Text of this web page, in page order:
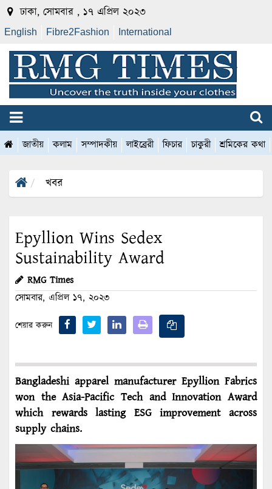
ঢাকা, সোমবার , ১৭ এপ্রিল ২০২৩
English Fibre2Fashion International
জাতীয় কলাম সম্পাদকীয় লাইব্রেরী ফিচার চাকুরী শ্রমিকের কথা
খবর
Epyllion Wins Sedex
Sustainability Award
RMG Times
সোমবার, এপ্রিল ১৭, ২০২৩
শেয়ার করুন
Bangladeshi apparel manufacturer Epyllion Fabrics
won the Asia-Pacific Tech and Innovation Award
which rewards lasting ESG improvement across
supply chains.